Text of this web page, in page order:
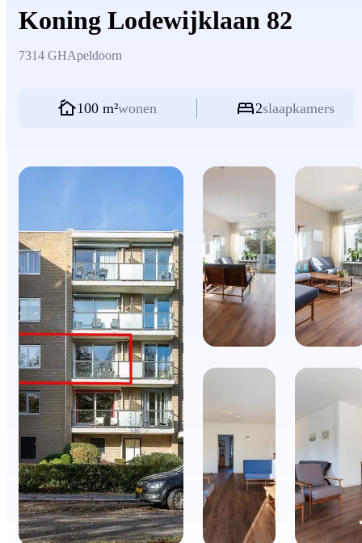
Koning Lodewijklaan 82
7314 GHApeldoorn
100 m²wonen 2slaapkamers